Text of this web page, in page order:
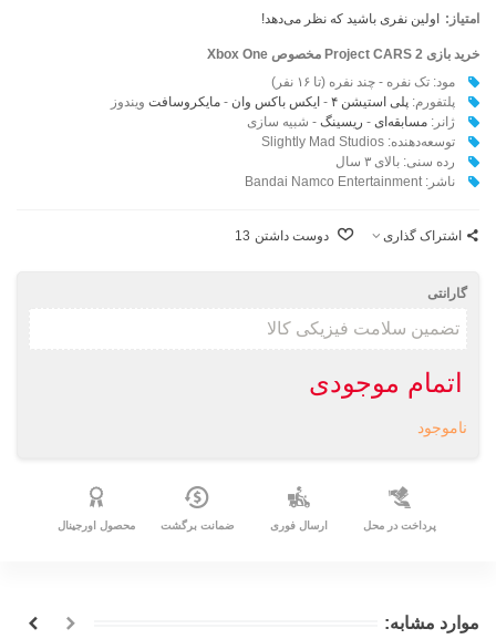
امتیاز: اولین نفری باشید که نظر می‌دهد!
خرید بازی Project CARS 2 مخصوص Xbox One
مود: تک نفره - چند نفره (تا ۱۶ نفر)
پلتفورم:پلی استیشن ۴ -ایکس باکس وان -مایکروسافت ویندوز
ژانر:مسابقه‌ای - ریسینگ - شبیه سازی
توسعه‌دهنده: Slightly Mad Studios
رده سنی: بالای ۳ سال
ناشر:‌ Bandai Namco Entertainment
اشتراک گذاری دوست داشتن 13
گارانتی
اتمام موجودی
ناموجود
پرداخت در محل ارسال فوری ضمانت برگشت محصول اورجینال
موارد مشابه: